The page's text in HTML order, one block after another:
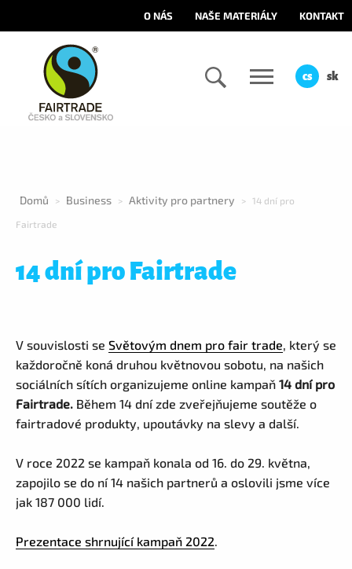
O NÁS NAŠE MATERIÁLY KONTAKT
cs sk
Domů > Business > Aktivity pro partnery > 14 dní pro
Fairtrade
14 dní pro Fairtrade
V souvislosti se Světovým dnem pro fair trade, který se
každoročně koná druhou květnovou sobotu, na našich
sociálních sítích organizujeme online kampaň 14 dní pro
Fairtrade. Během 14 dní zde zveřejňujeme soutěže o
fairtradové produkty, upoutávky na slevy a další.
V roce 2022 se kampaň konala od 16. do 29. května,
zapojilo se do ní 14 našich partnerů a oslovili jsme více
jak 187 000 lidí.
Prezentace shrnující kampaň 2022.